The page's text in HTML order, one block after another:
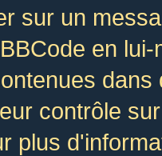
sur un
en
contrôle
plus